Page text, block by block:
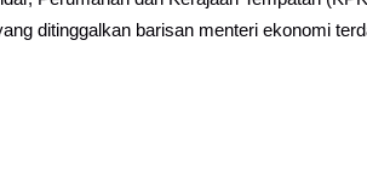
ditinggalkan barisan menteri ekonomi